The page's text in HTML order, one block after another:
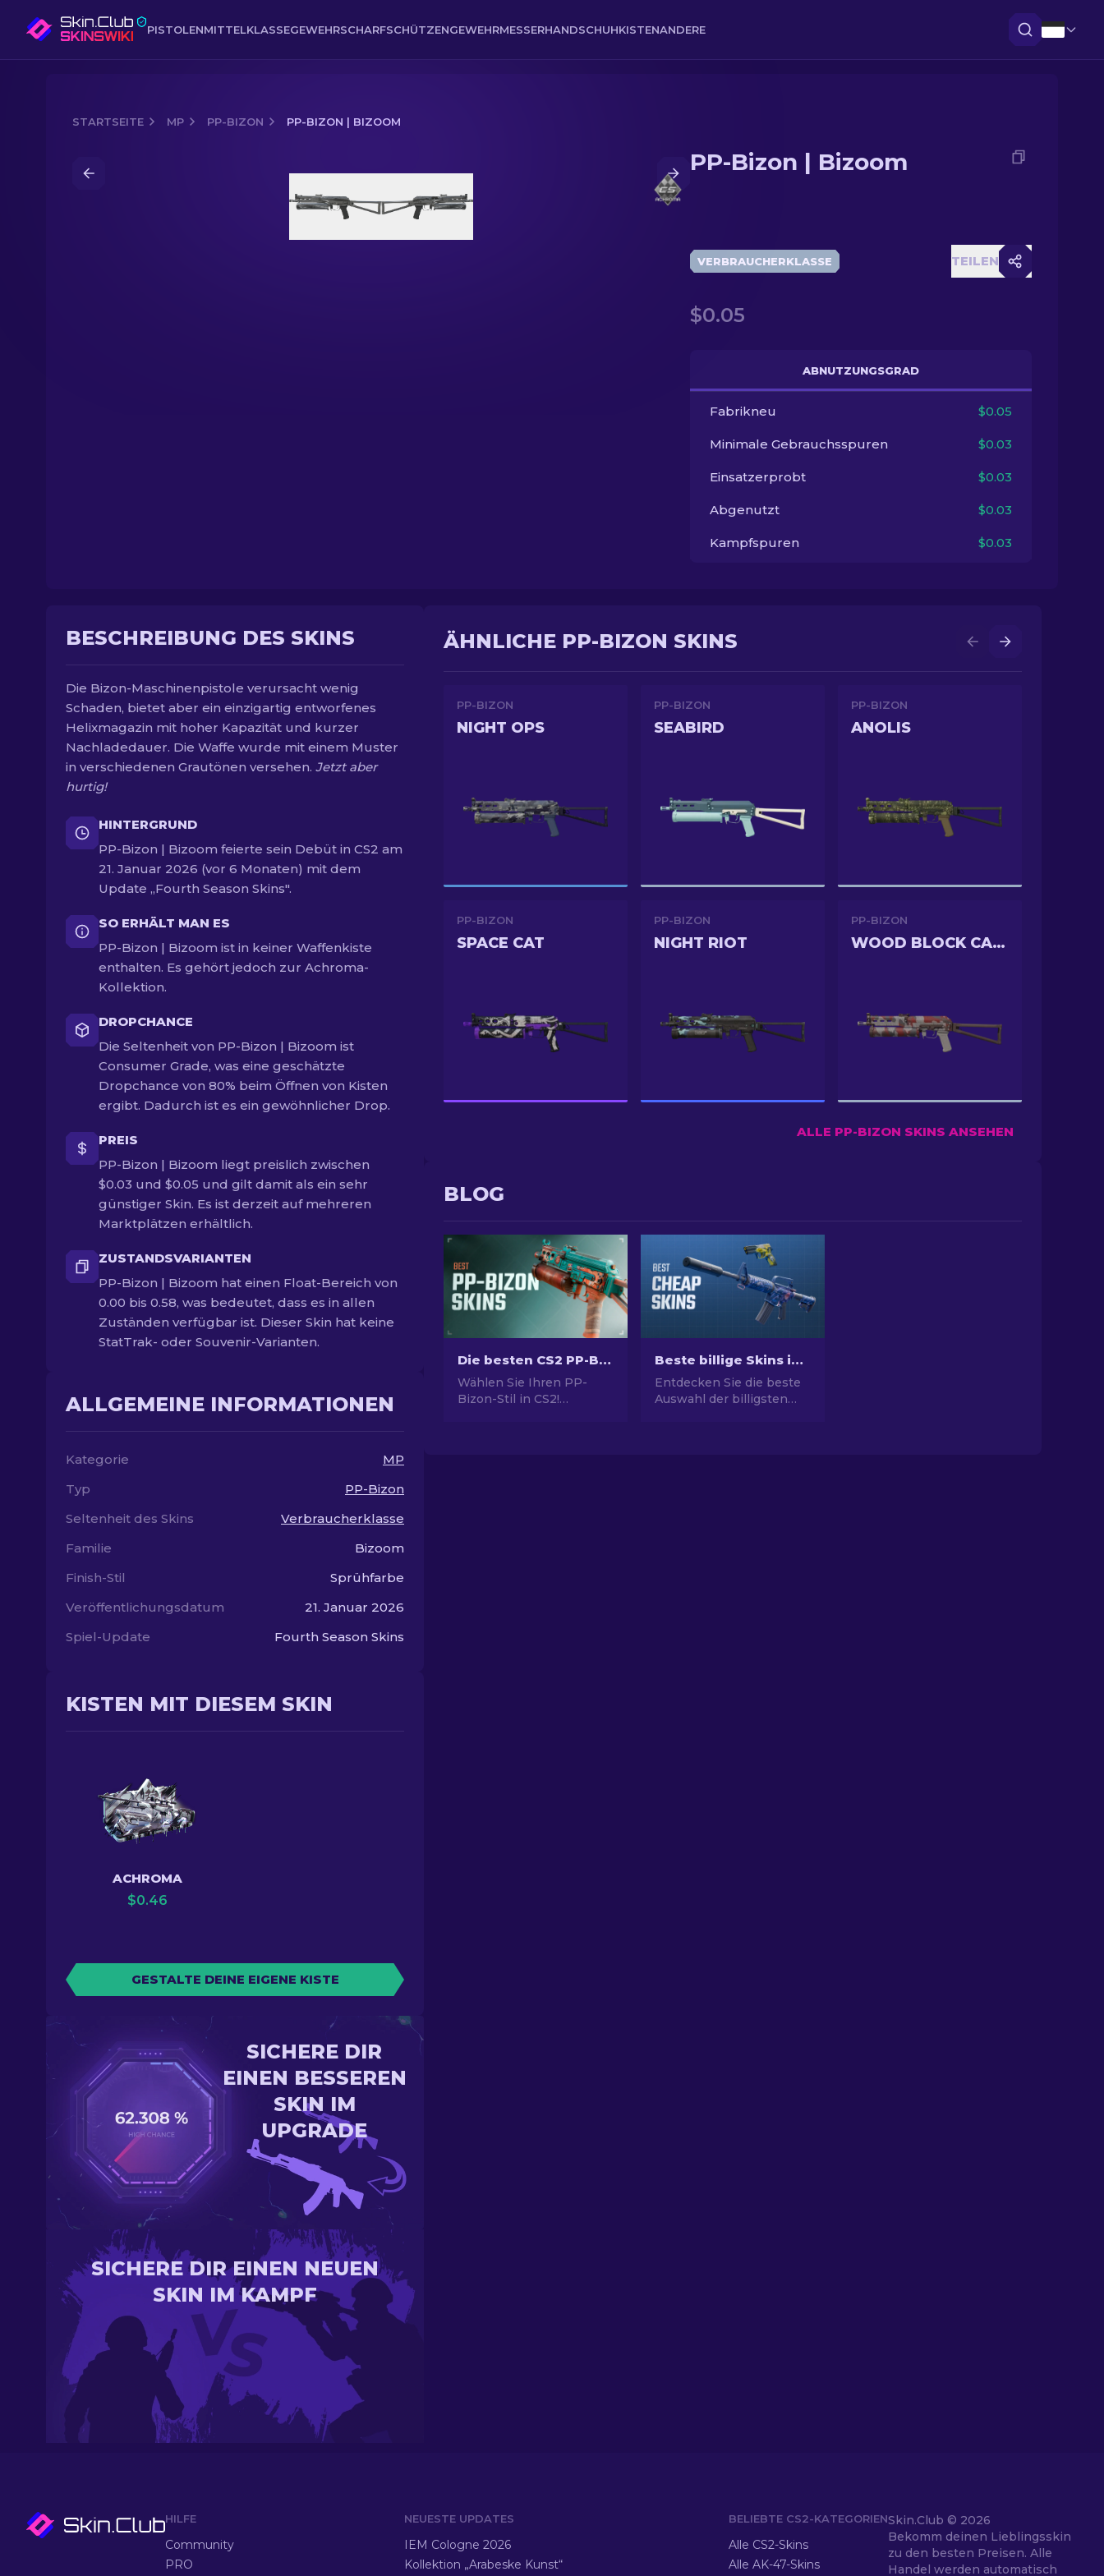
PISTOLENMITTELKLASSEGEWEHRSCHARFSCHÜTZENGEWEHRMESSERHANDSCHUHKISTENANDERE
STARTSEITE MP PP-BIZON PP-BIZON | BIZOOM
PP-Bizon | Bizoom
VERBRAUCHERKLASSE TEILEN
$0.05
ABNUTZUNGSGRAD
Fabrikneu $0.05
Minimale Gebrauchsspuren $0.03
Einsatzerprobt $0.03
Abgenutzt $0.03
Kampfspuren $0.03
BESCHREIBUNG DES SKINS
Die Bizon-Maschinenpistole verursacht wenig
Schaden, bietet aber ein einzigartig entworfenes
Helixmagazin mit hoher Kapazität und kurzer
Nachladedauer. Die Waffe wurde mit einem Muster
in verschiedenen Grautönen versehen. Jetzt aber
hurtig!
HINTERGRUND
PP-Bizon | Bizoom feierte sein Debüt in CS2 am
21. Januar 2026 (vor 6 Monaten) mit dem
Update „Fourth Season Skins".
SO ERHÄLT MAN ES
PP-Bizon | Bizoom ist in keiner Waffenkiste
enthalten. Es gehört jedoch zur Achroma-
Kollektion.
DROPCHANCE
Die Seltenheit von PP-Bizon | Bizoom ist
Consumer Grade, was eine geschätzte
Dropchance von 80% beim Öffnen von Kisten
ergibt. Dadurch ist es ein gewöhnlicher Drop.
PREIS
PP-Bizon | Bizoom liegt preislich zwischen
$0.03 und $0.05 und gilt damit als ein sehr
günstiger Skin. Es ist derzeit auf mehreren
Marktplätzen erhältlich.
ZUSTANDSVARIANTEN
PP-Bizon | Bizoom hat einen Float-Bereich von
0.00 bis 0.58, was bedeutet, dass es in allen
Zuständen verfügbar ist. Dieser Skin hat keine
StatTrak- oder Souvenir-Varianten.
ALLGEMEINE INFORMATIONEN
Kategorie
MP
Typ
PP-Bizon
Seltenheit des Skins
Verbraucherklasse
Familie
Bizoom
Finish-Stil
Sprühfarbe
Veröffentlichungsdatum
21. Januar 2026
Spiel-Update
Fourth Season Skins
KISTEN MIT DIESEM SKIN
ACHROMA
$0.46
GESTALTE DEINE EIGENE KISTE
SICHERE DIR
EINEN BESSEREN
SKIN IM
UPGRADE
SICHERE DIR EINEN NEUEN
SKIN IM KAMPF
ÄHNLICHE PP-BIZON SKINS
PP-BIZON
NIGHT OPS
PP-BIZON
SEABIRD
PP-BIZON
ANOLIS
PP-BIZON
SPACE CAT
PP-BIZON
NIGHT RIOT
PP-BIZON
WOOD BLOCK CAMO
ALLE PP-BIZON SKINS ANSEHEN
BLOG
Die besten CS2 PP-Bizon Skins [2026]
Wählen Sie Ihren PP-
Bizon-Stil in CS2!
Beste billige Skins in CS2 [2026]
Entdecken Sie die beste
Auswahl der billigsten
HILFE
Community
PRO
NEUESTE UPDATES
IEM Cologne 2026
Kollektion „Arabeske Kunst“
BELIEBTE CS2-KATEGORIEN
Alle CS2-Skins
Alle AK-47-Skins
Skin.Club © 2026
Bekomm deinen Lieblingsskin
zu den besten Preisen. Alle
Handel werden automatisch